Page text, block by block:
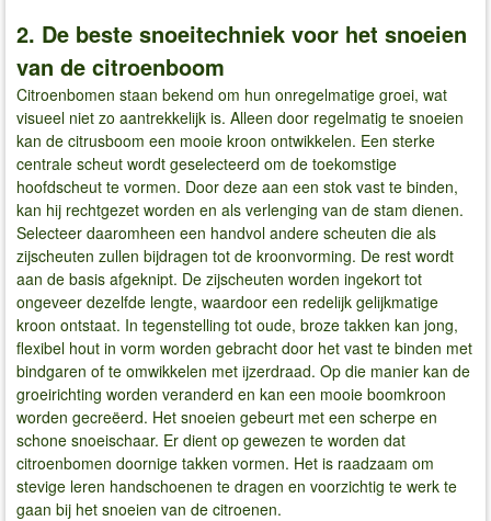
2. De beste snoeitechniek voor het snoeien
van de citroenboom
Citroenbomen staan bekend om hun onregelmatige groei, wat
visueel niet zo aantrekkelijk is. Alleen door regelmatig te snoeien
kan de citrusboom een mooie kroon ontwikkelen. Een sterke
centrale scheut wordt geselecteerd om de toekomstige
hoofdscheut te vormen. Door deze aan een stok vast te binden,
kan hij rechtgezet worden en als verlenging van de stam dienen.
Selecteer daaromheen een handvol andere scheuten die als
zijscheuten zullen bijdragen tot de kroonvorming. De rest wordt
aan de basis afgeknipt. De zijscheuten worden ingekort tot
ongeveer dezelfde lengte, waardoor een redelijk gelijkmatige
kroon ontstaat. In tegenstelling tot oude, broze takken kan jong,
flexibel hout in vorm worden gebracht door het vast te binden met
bindgaren of te omwikkelen met ijzerdraad. Op die manier kan de
groeirichting worden veranderd en kan een mooie boomkroon
worden gecreëerd. Het snoeien gebeurt met een scherpe en
schone snoeischaar. Er dient op gewezen te worden dat
citroenbomen doornige takken vormen. Het is raadzaam om
stevige leren handschoenen te dragen en voorzichtig te werk te
gaan bij het snoeien van de citroenen.